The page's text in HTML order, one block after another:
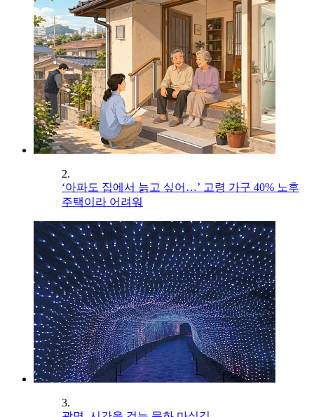
2.
‘아파도 집에서 늙고 싶어…’ 고령 가구 40% 노후
주택이라 어려워
3.